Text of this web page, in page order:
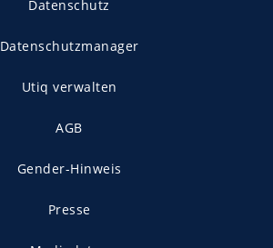
Datenschutz
Datenschutzmanager
Utiq verwalten
AGB
Gender-Hinweis
Presse